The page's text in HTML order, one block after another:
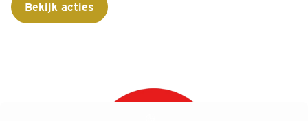
Bekijk acties